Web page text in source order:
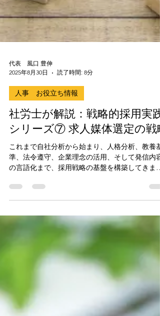
代表 風口 豊伸
2025年8月30日
読了時間: 8分
社労士が解説：戦略的採用実践
シリーズ⑦ 求人媒体選定の戦
準、法令遵守、企業理念の活用、そして発信内容
の言語化まで、採用戦略の基盤を構築してきまし
た。どんなに優れたメッセージを作成しても、そ
れがターゲット人材に届かなければ意味がありま
略」について詳しく解説します。構築したメッセ
ージを最も効果的にターゲット人材に届け、投資